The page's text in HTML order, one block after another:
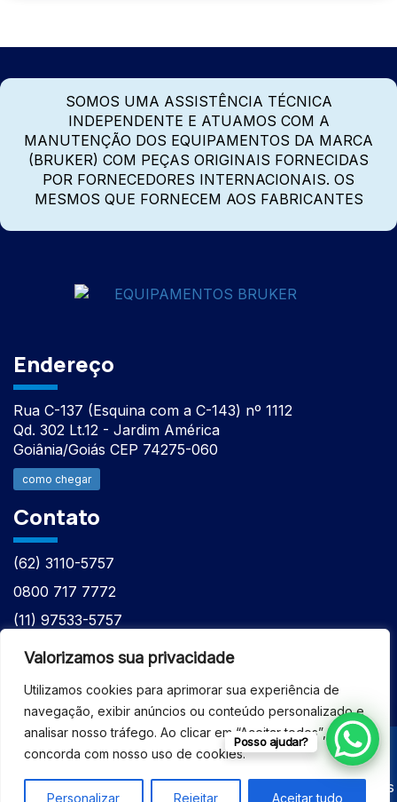
Valorizamos sua privacidade
Utilizamos cookies para aprimorar sua experiência de
navegação, exibir anúncios ou conteúdo personalizado e
analisar nosso tráfego. Ao clicar em “Aceitar todos”, você
concorda com nosso uso de cookies.
Personalizar Rejeitar Aceitar tudo
SOMOS UMA ASSISTÊNCIA TÉCNICA
INDEPENDENTE E ATUAMOS COM A
MANUTENÇÃO DOS EQUIPAMENTOS DA MARCA
(BRUKER) COM PEÇAS ORIGINAIS FORNECIDAS
POR FORNECEDORES INTERNACIONAIS. OS
MESMOS QUE FORNECEM AOS FABRICANTES
Endereço
Rua C-137 (Esquina com a C-143) nº 1112
Qd. 302 Lt.12 - Jardim América
Goiânia/Goiás CEP 74275-060
como chegar
Contato
(62) 3110-5757
0800 717 7772
(11) 97533-5757
(62) 98610-7777
© 2026 - ASSISTÊNCIA TÉCNICA ESPECIALIZADA
EQUIPAMENTOS BRUKER - Todos os direitos reservados
Posso ajudar?